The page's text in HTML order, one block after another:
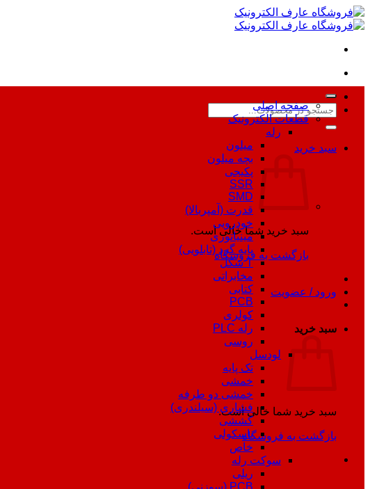
Skip
to
content
جستجو
برای:
سبد خرید
سبد خرید شما خالی است.
بازگشت به فروشگاه
ورود / عضویت
سبد خرید
سبد خرید شما خالی است.
بازگشت به فروشگاه
صفحه اصلی
قطعات الکترونیک
رله
میلون
بچه میلون
پکیجی
SSR
SMD
قدرت (آمپربالا)
خودرویی
مینیاتوری
پایه گرد (تابلویی)
T شکل
مخابراتی
کتابی
PCB
کولری
رله PLC
روسی
لودسل
تک پایه
خمشی
خمشی دو طرفه
فشاری (سیلندری)
کششی
باسکولی
خاص
سوکت رله
ریلی
PCB (سوزنی)